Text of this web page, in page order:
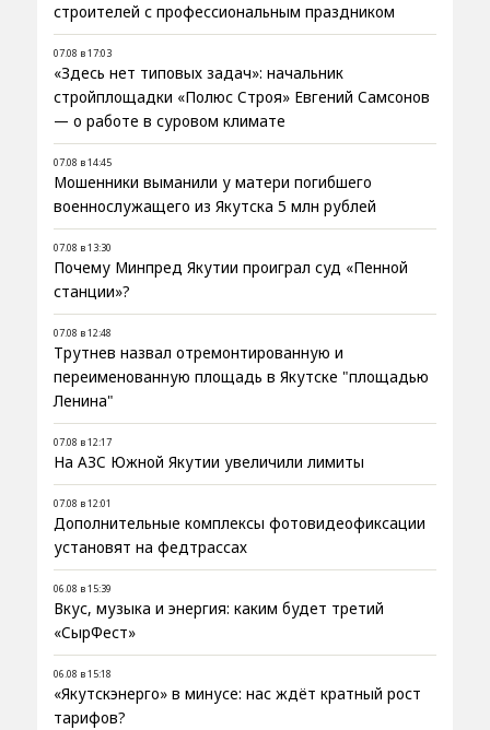
строителей с профессиональным праздником
07.08 в 17:03
«Здесь нет типовых задач»: начальник
стройплощадки «Полюс Строя» Евгений Самсонов
— о работе в суровом климате
07.08 в 14:45
Мошенники выманили у матери погибшего
военнослужащего из Якутска 5 млн рублей
07.08 в 13:30
Почему Минпред Якутии проиграл суд «Пенной
станции»?
07.08 в 12:48
Трутнев назвал отремонтированную и
переименованную площадь в Якутске "площадью
Ленина"
07.08 в 12:17
На АЗС Южной Якутии увеличили лимиты
07.08 в 12:01
Дополнительные комплексы фотовидеофиксации
установят на федтрассах
06.08 в 15:39
Вкус, музыка и энергия: каким будет третий
«СырФест»
06.08 в 15:18
«Якутскэнерго» в минусе: нас ждёт кратный рост
тарифов?